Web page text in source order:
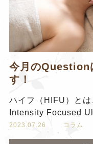
今月のQuestion
す！
ハイフ（HIFU）と
Intensity Focused
2023.07.26 コラム